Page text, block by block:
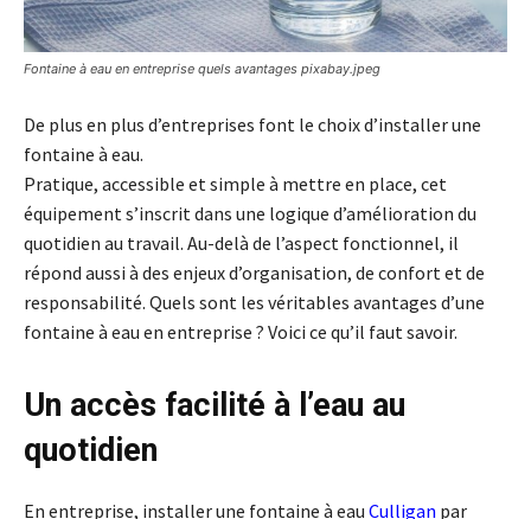
Fontaine à eau en entreprise quels avantages pixabay.jpeg
De plus en plus d’entreprises font le choix d’installer une
fontaine à eau.
Pratique, accessible et simple à mettre en place, cet
équipement s’inscrit dans une logique d’amélioration du
quotidien au travail. Au-delà de l’aspect fonctionnel, il
répond aussi à des enjeux d’organisation, de confort et de
responsabilité. Quels sont les véritables avantages d’une
fontaine à eau en entreprise ? Voici ce qu’il faut savoir.
Un accès facilité à l’eau au
quotidien
En entreprise, installer une fontaine à eau Culligan par